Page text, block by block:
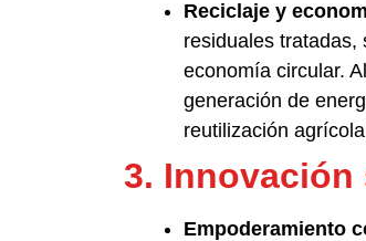
Reciclaje y
residuales tratadas,
economía circular.
generación de
reutilización
3.
Empoderamiento